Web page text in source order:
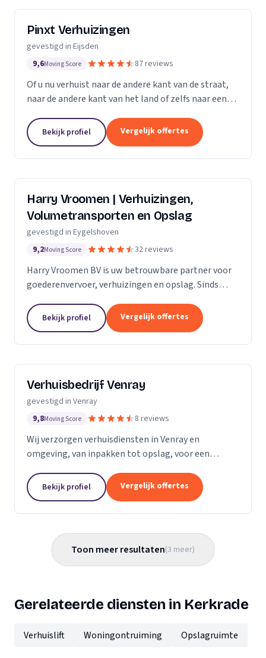
Pinxt Verhuizingen
gevestigd in Eijsden
9,6Moving Score 87 reviews
Of u nu verhuist naar de andere kant van de straat,
naar de andere kant van het land of zelfs naar een
een erkend verhuisbedrijf. In de regio...
Bekijk profiel Vergelijk offertes
Harry Vroomen | Verhuizingen,
Volumetransporten en Opslag
gevestigd in Eygelshoven
9,2Moving Score 32 reviews
Harry Vroomen BV is uw betrouwbare partner voor
goederenvervoer, verhuizingen en opslag. Sinds
onderscheiden door een uitstekende en complete
transportservice...
Bekijk profiel Vergelijk offertes
Verhuisbedrijf Venray
gevestigd in Venray
9,8Moving Score 8 reviews
Wij verzorgen verhuisdiensten in Venray en
omgeving, van inpakken tot opslag, voor een
Bekijk profiel Vergelijk offertes
Toon meer resultaten(3 meer)
Gerelateerde diensten in Kerkrade
Verhuislift Woningontruiming Opslagruimte